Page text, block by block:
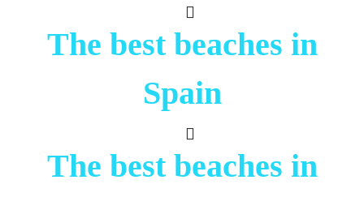
The best beaches in
Spain
The best beaches in